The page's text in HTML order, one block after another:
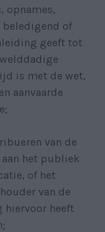
opnames,
beledigend of
geeft tot
is met de wet,
aanvaarde
van de
het publiek
of het
van de
hiervoor heeft